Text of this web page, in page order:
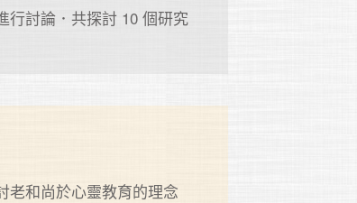
行討論．共探討 10 個研究
老和尚於心靈教育的理念